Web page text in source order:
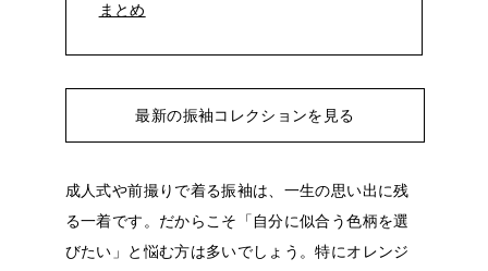
まとめ
最新の振袖コレクションを見る
成人式や前撮りで着る振袖は、一生の思い出に残
る一着です。だからこそ「自分に似合う色柄を選
びたい」と悩む方は多いでしょう。特にオレンジ